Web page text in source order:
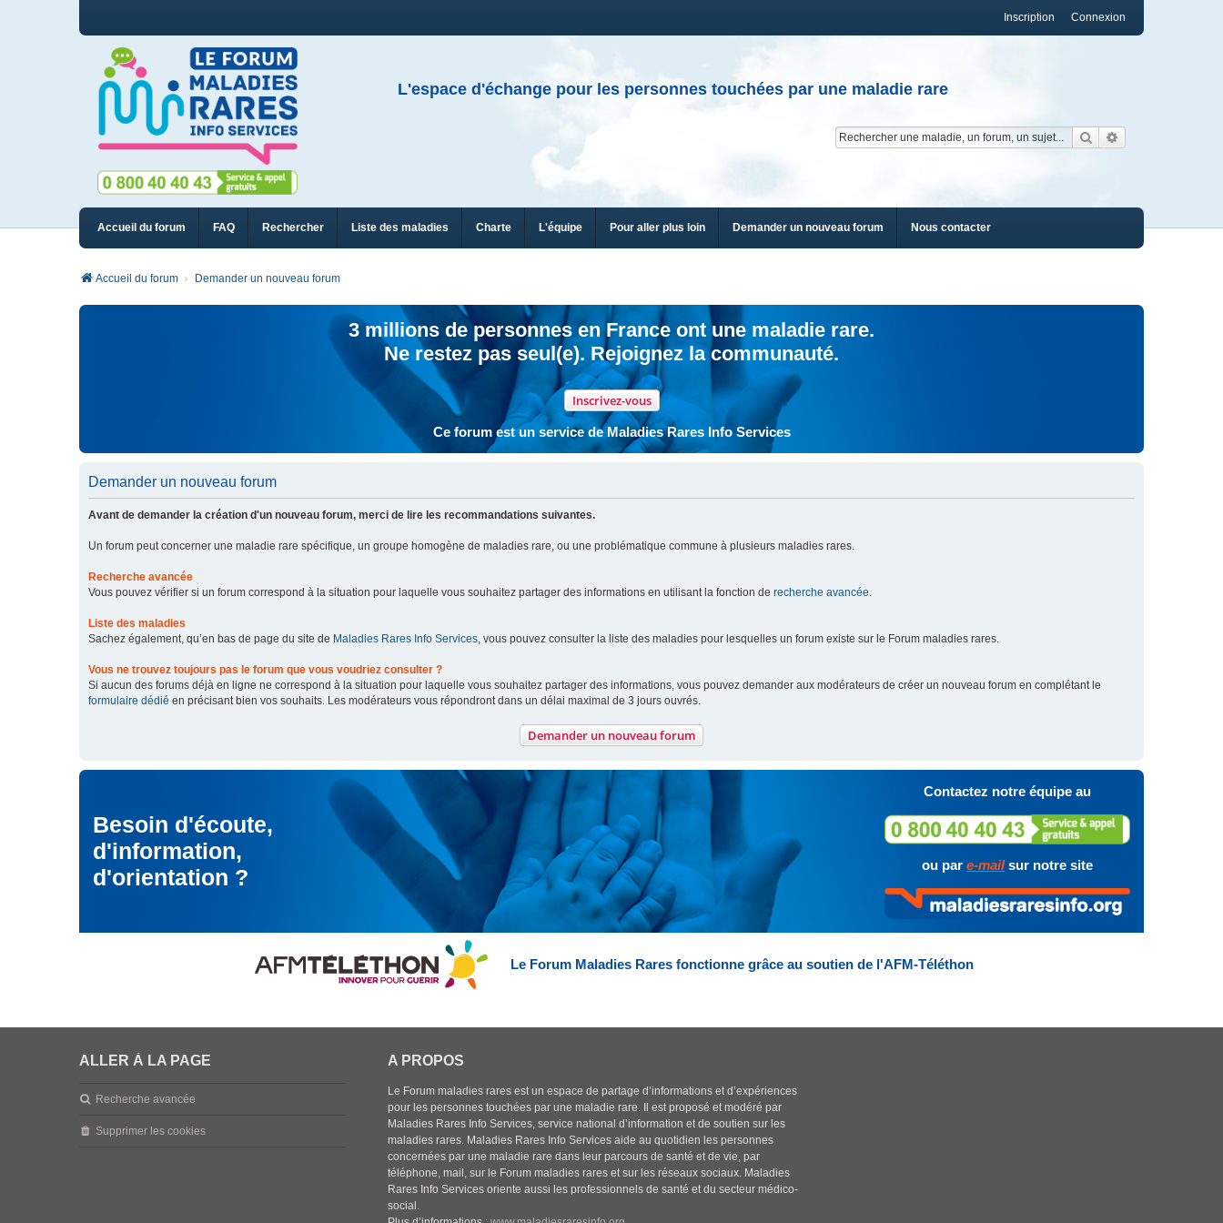
Connexion
Inscription
L'espace d'échange pour les personnes touchées par une maladie rare
Rechercher
Accueil du forum FAQ Rechercher Liste des maladies Charte L'équipe Pour aller plus loin Demander un nouveau forum Nous contacter
Accueil du forum Demander un nouveau forum
3 millions de personnes en France ont une maladie rare.
Ne restez pas seul(e). Rejoignez la communauté.
Inscrivez-vous
Ce forum est un service de Maladies Rares Info Services
Demander un nouveau forum
Avant de demander la création d'un nouveau forum, merci de lire les recommandations suivantes.
Un forum peut concerner une maladie rare spécifique, un groupe homogène de maladies rare, ou une problématique commune à plusieurs maladies rares.
Recherche avancée
Vous pouvez vérifier si un forum correspond à la situation pour laquelle vous souhaitez partager des informations en utilisant la fonction de recherche avancée.
Liste des maladies
Sachez également, qu’en bas de page du site de Maladies Rares Info Services, vous pouvez consulter la liste des maladies pour lesquelles un forum existe sur le Forum maladies rares.
Vous ne trouvez toujours pas le forum que vous voudriez consulter ?
Si aucun des forums déjà en ligne ne correspond à la situation pour laquelle vous souhaitez partager des informations, vous pouvez demander aux modérateurs de créer un nouveau forum en complétant le
formulaire dédié en précisant bien vos souhaits. Les modérateurs vous répondront dans un délai maximal de 3 jours ouvrés.
Demander un nouveau forum
Besoin d'écoute,
d'information,
d'orientation ?
Contactez notre équipe au
ou par e-mailsur notre site
Le Forum Maladies Rares fonctionne grâce au soutien de l'AFM-Téléthon
ALLER À LA PAGE
Recherche avancée
Supprimer les cookies
A PROPOS
Le Forum maladies rares est un espace de partage d’informations et d’expériences
pour les personnes touchées par une maladie rare. Il est proposé et modéré par
Maladies Rares Info Services, service national d’information et de soutien sur les
maladies rares. Maladies Rares Info Services aide au quotidien les personnes
concernées par une maladie rare dans leur parcours de santé et de vie, par
téléphone, mail, sur le Forum maladies rares et sur les réseaux sociaux. Maladies
Rares Info Services oriente aussi les professionnels de santé et du secteur médico-
social.